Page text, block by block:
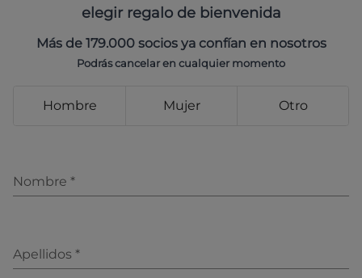
elegir regalo de bienvenida
Más de 179.000 socios ya confían en nosotros
Podrás cancelar en cualquier momento
Hombre Mujer Otro
Nombre *
Apellidos *